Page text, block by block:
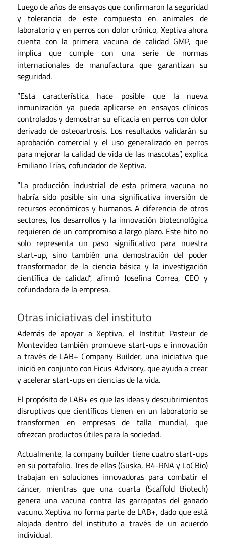
Luego de años de ensayos que confirmaron la seguridad
y tolerancia de este compuesto en animales de
laboratorio y en perros con dolor crónico, Xeptiva ahora
cuenta con la primera vacuna de calidad GMP, que
implica que cumple con una serie de normas
internacionales de manufactura que garantizan su
seguridad.
“Esta característica hace posible que la nueva
inmunización ya pueda aplicarse en ensayos clínicos
controlados y demostrar su eficacia en perros con dolor
derivado de osteoartrosis. Los resultados validarán su
aprobación comercial y el uso generalizado en perros
para mejorar la calidad de vida de las mascotas”, explica
Emiliano Trías, cofundador de Xeptiva.
“La producción industrial de esta primera vacuna no
habría sido posible sin una significativa inversión de
recursos económicos y humanos. A diferencia de otros
sectores, los desarrollos y la innovación biotecnológica
requieren de un compromiso a largo plazo. Este hito no
solo representa un paso significativo para nuestra
start-up, sino también una demostración del poder
transformador de la ciencia básica y la investigación
científica de calidad”, afirmó Josefina Correa, CEO y
cofundadora de la empresa.
Otras iniciativas del instituto
Además de apoyar a Xeptiva, el Institut Pasteur de
Montevideo también promueve start-ups e innovación
a través de LAB+ Company Builder, una iniciativa que
inició en conjunto con Ficus Advisory, que ayuda a crear
y acelerar start-ups en ciencias de la vida.
El propósito de LAB+ es que las ideas y descubrimientos
disruptivos que científicos tienen en un laboratorio se
transformen en empresas de talla mundial, que
ofrezcan productos útiles para la sociedad.
Actualmente, la company builder tiene cuatro start-ups
en su portafolio. Tres de ellas (Guska, B4-RNA y LoCBio)
trabajan en soluciones innovadoras para combatir el
cáncer, mientras que una cuarta (Scaffold Biotech)
genera una vacuna contra las garrapatas del ganado
vacuno. Xeptiva no forma parte de LAB+, dado que está
alojada dentro del instituto a través de un acuerdo
individual.